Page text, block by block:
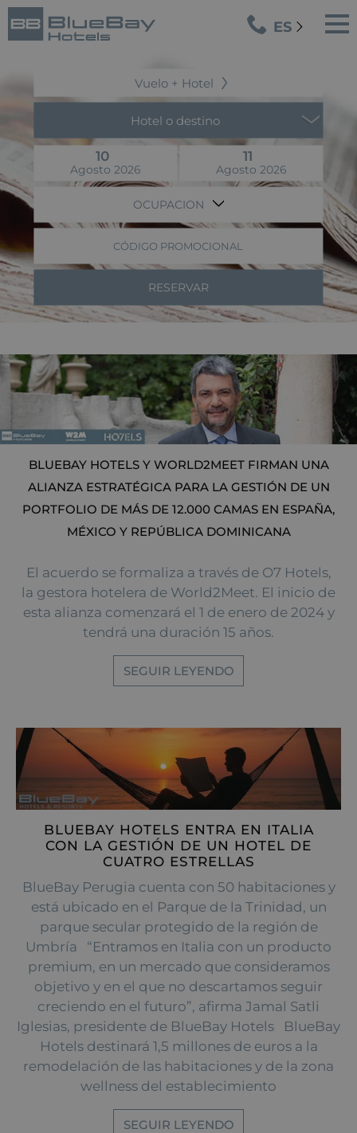
ES
Vuelo + Hotel
Hotel o destino
10
Agosto 2026
11
Agosto 2026
OCUPACION
CÓDIGO PROMOCIONAL
RESERVAR
BLUEBAY HOTELS Y WORLD2MEET FIRMAN UNA
ALIANZA ESTRATÉGICA PARA LA GESTIÓN DE UN
PORTFOLIO DE MÁS DE 12.000 CAMAS EN ESPAÑA,
MÉXICO Y REPÚBLICA DOMINICANA
El acuerdo se formaliza a través de O7 Hotels,
la gestora hotelera de World2Meet. El inicio de
esta alianza comenzará el 1 de enero de 2024 y
tendrá una duración 15 años.
SEGUIR LEYENDO
BLUEBAY HOTELS ENTRA EN ITALIA
CON LA GESTIÓN DE UN HOTEL DE
CUATRO ESTRELLAS
BlueBay Perugia cuenta con 50 habitaciones y
está ubicado en el Parque de la Trinidad, un
parque secular protegido de la región de
Umbría “Entramos en Italia con un producto
premium, en un mercado que consideramos
objetivo y en el que no descartamos seguir
creciendo en el futuro”, afirma Jamal Satli
Iglesias, presidente de BlueBay Hotels BlueBay
Hotels destinará 1,5 millones de euros a la
remodelación de las habitaciones y de la zona
wellness del establecimiento
SEGUIR LEYENDO